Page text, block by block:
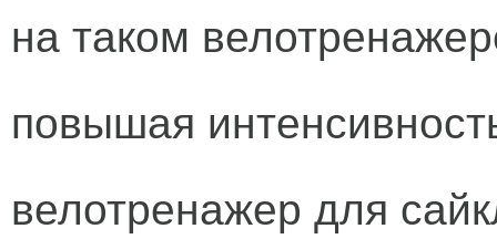
на таком
повышая
велотренажер для